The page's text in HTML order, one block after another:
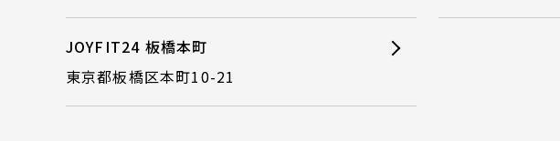
JOYFIT24 板橋本町
東京都板橋区本町10-21